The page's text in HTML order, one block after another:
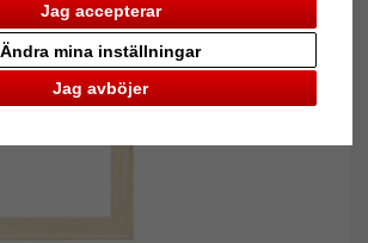
Jag accepterar
Jag avböjer
Ändra mina inställningar